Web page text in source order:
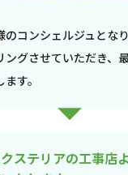
のコンシェルジュとな
ングさせていただき、
す。
ステリアの工事店